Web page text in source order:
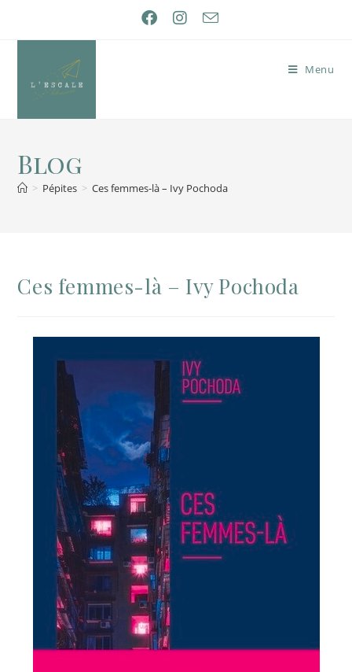
Menu
Blog
> Pépites > Ces femmes-là – Ivy Pochoda
Ces femmes-là – Ivy Pochoda